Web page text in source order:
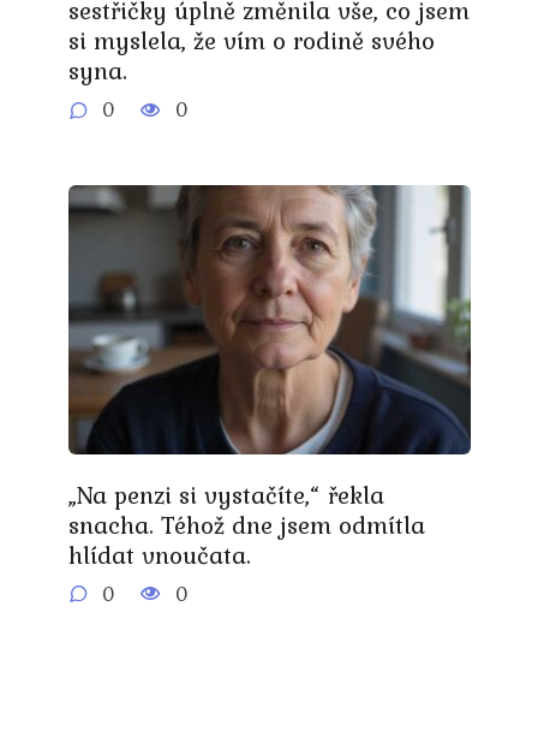
sestřičky úplně změnila vše, co jsem
si myslela, že vím o rodině svého
syna.
0 0
„Na penzi si vystačíte,“ řekla
snacha. Téhož dne jsem odmítla
hlídat vnoučata.
0 0